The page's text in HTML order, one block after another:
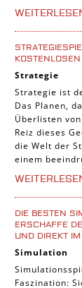
Strategie
Strategie ist
Das Planen,
Überlisten
Reiz dieses
die Welt der
einem
DIE BESTEN
ERSCHAFFE
UND DIREKT
Simulation
Faszination: